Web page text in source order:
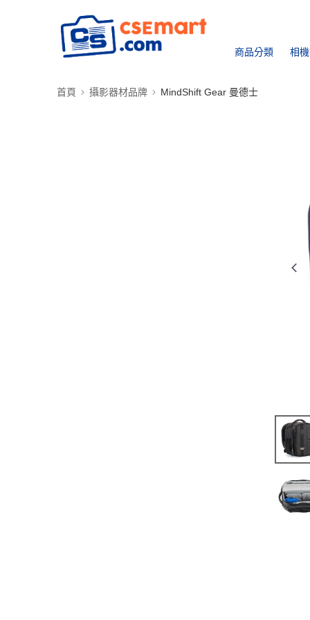
商品分類 相
首頁 攝影器材品牌 MindShift Gear 曼德士